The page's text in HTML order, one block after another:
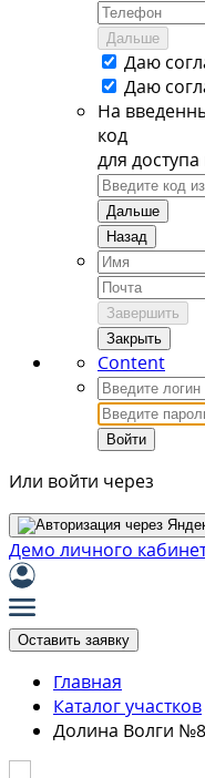
Дальше
Даю
Даю
На
код
для
Дальше
Назад
Завершить
Закрыть
Content
Войти
Или войти через
Демо личного
Оставить заявку
Главная
Каталог участков
Долина Волги